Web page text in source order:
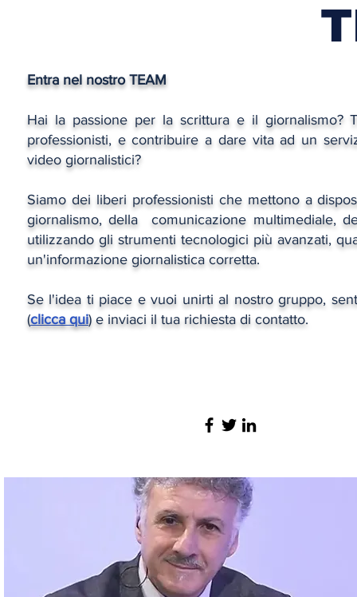
Entra nel nostro TEAM
Hai la passione per la scrittura e il giornalismo?
professionisti, e contribuire a dare vita ad un
video giornalistici?
Siamo dei liberi professionisti che mettono a
giornalismo, della comunicazione multimediale,
utilizzando gli strumenti tecnologici più avanzati,
un'informazione giornalistica corretta.
Se l'idea ti piace e vuoi unirti al nostro gruppo,
(clicca qui) e inviaci il tua richiesta di contatto.